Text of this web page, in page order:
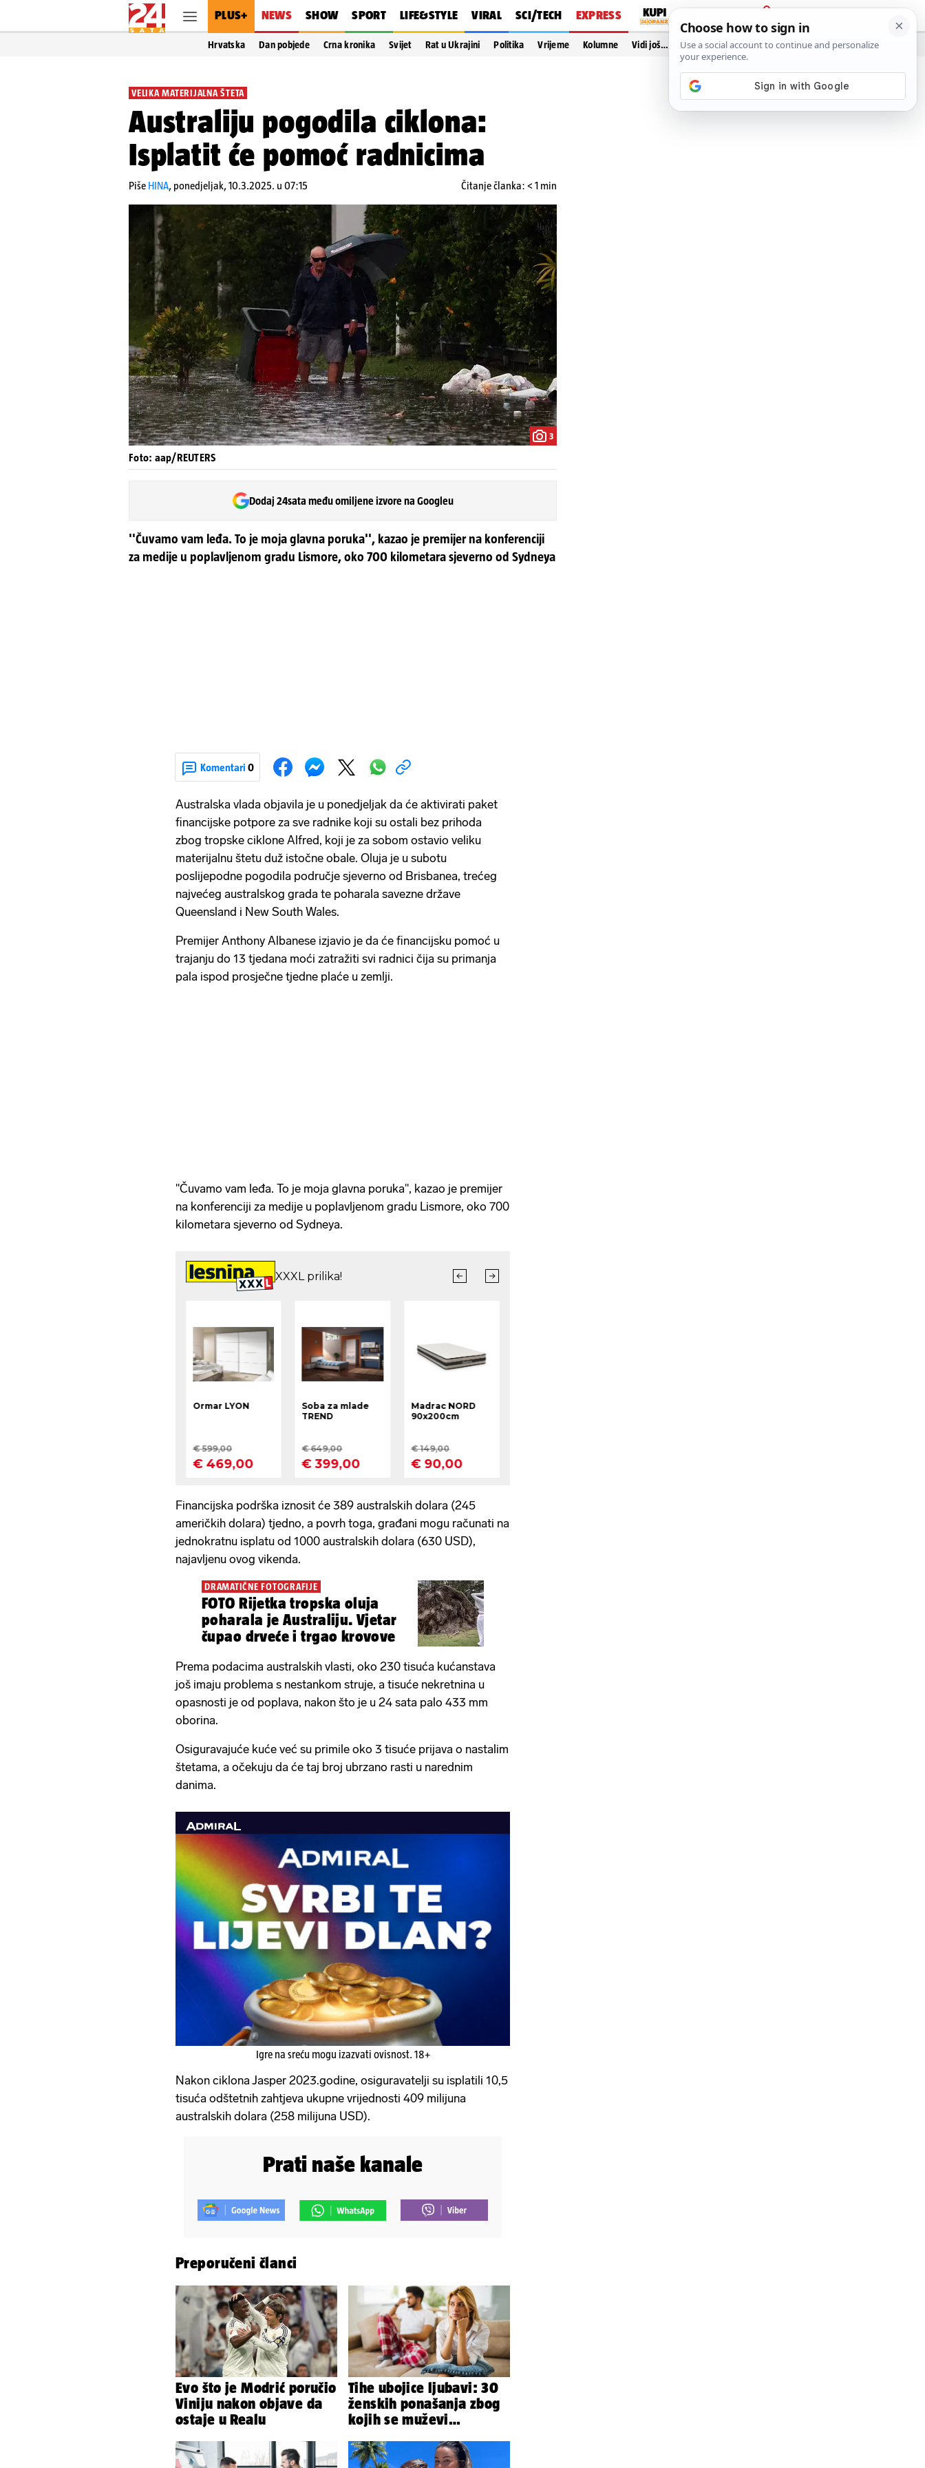
PLUS+ NEWS SHOW SPORT LIFE&STYLE VIRAL SCI/TECH EXPRESS
PRIJAVA
Hrvatska Dan pobjede Crna kronika Svijet Rat u Ukrajini Politika Vrijeme Kolumne Vidi još…
VELIKA MATERIJALNA ŠTETA
Australiju pogodila ciklona:
Isplatit će pomoć radnicima
Piše HINA, ponedjeljak, 10.3.2025. u 07:15 Čitanje članka: < 1 min
3
Foto: aap/REUTERS
Dodaj 24sata među omiljene izvore na Googleu
''Čuvamo vam leđa. To je moja glavna poruka'', kazao je premijer na konferenciji
za medije u poplavljenom gradu Lismore, oko 700 kilometara sjeverno od Sydneya
Komentari 0
Australska vlada objavila je u ponedjeljak da će aktivirati paket
financijske potpore za sve radnike koji su ostali bez prihoda
zbog tropske ciklone Alfred, koji je za sobom ostavio veliku
materijalnu štetu duž istočne obale. Oluja je u subotu
poslijepodne pogodila područje sjeverno od Brisbanea, trećeg
najvećeg australskog grada te poharala savezne države
Queensland i New South Wales.
Premijer Anthony Albanese izjavio je da će financijsku pomoć u
trajanju do 13 tjedana moći zatražiti svi radnici čija su primanja
pala ispod prosječne tjedne plaće u zemlji.
''Čuvamo vam leđa. To je moja glavna poruka'', kazao je premijer
na konferenciji za medije u poplavljenom gradu Lismore, oko 700
kilometara sjeverno od Sydneya.
Financijska podrška iznosit će 389 australskih dolara (245
američkih dolara) tjedno, a povrh toga, građani mogu računati na
jednokratnu isplatu od 1000 australskih dolara (630 USD),
najavljenu ovog vikenda.
DRAMATIČNE FOTOGRAFIJE
FOTO Rijetka tropska oluja
poharala je Australiju. Vjetar
čupao drveće i trgao krovove
Prema podacima australskih vlasti, oko 230 tisuća kućanstava
još imaju problema s nestankom struje, a tisuće nekretnina u
opasnosti je od poplava, nakon što je u 24 sata palo 433 mm
oborina.
Osiguravajuće kuće već su primile oko 3 tisuće prijava o nastalim
štetama, a očekuju da će taj broj ubrzano rasti u narednim
danima.
Igre na sreću mogu izazvati ovisnost. 18+
Nakon ciklona Jasper 2023.godine, osiguravatelji su isplatili 10,5
tisuća odštetnih zahtjeva ukupne vrijednosti 409 milijuna
australskih dolara (258 milijuna USD).
Prati naše kanale
Preporučeni članci
Evo što je Modrić poručio
Viniju nakon objave da
ostaje u Realu
Tihe ubojice ljubavi: 30
ženskih ponašanja zbog
kojih se muževi